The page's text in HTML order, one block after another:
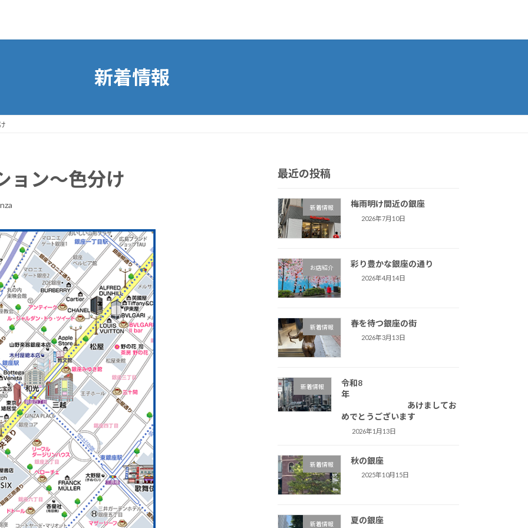
新着情報
ョン～色分け 最近の投稿
新着情報 梅雨明け間近の銀座
2026年7月10日
お店紹介 彩り豊かな銀座の通り
2026年4月14日
新着情報 春を待つ銀座の街
2026年3月13日
新着情報
令和8
年
あけましてお
めでとうございます
2026年1月13日
新着情報 秋の銀座
2025年10月15日
新着情報 夏の銀座